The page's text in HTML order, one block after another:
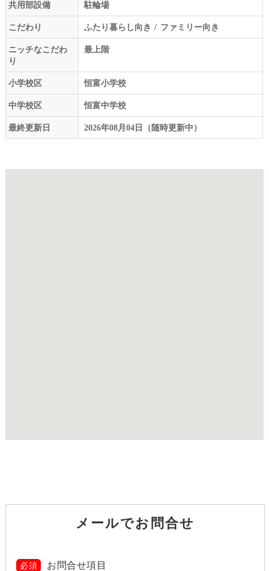
共用部設備 駐輪場
こだわり ふたり暮らし向き ファミリー向き
ニッチなこだわ
り
最上階
小学校区 恒富小学校
中学校区 恒富中学校
最終更新日 2026年08月04日（随時更新中）
メールでお問合せ
必須 お問合せ項目